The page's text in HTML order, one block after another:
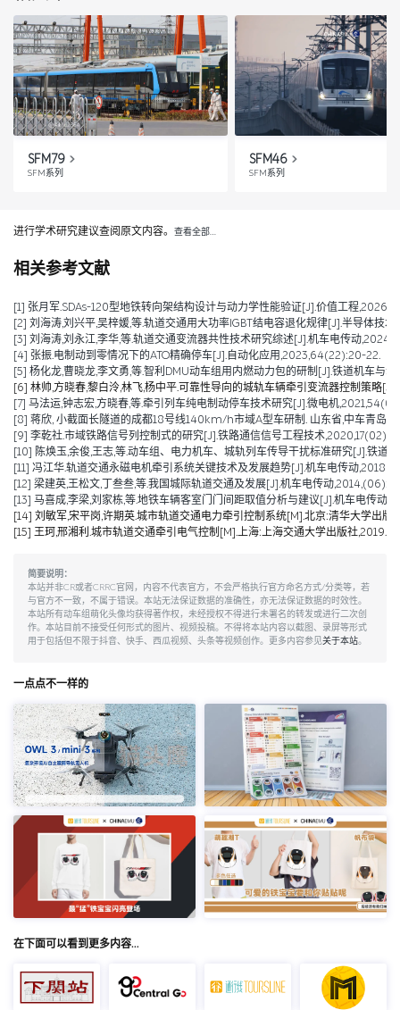
SFM79
SFM系列
SFM46
SFM系列
进行学术研究建议查阅原文内容。 查看全部…
相关参考文献
[1] 张月军.SDAs-120型地铁转向架结构设计与动力学性能验证[J].价值工程
[2] 刘海涛,刘兴平,吴梓媛,等.轨道交通用大功率IGBT结电容退化规律[J].半导体技
[3] 刘海涛,刘永江,李华,等.轨道交通变流器共性技术研究综述[J].机车电传动
[4] 张振.电制动到零情况下的ATO精确停车[J].自动化应用,2023,64(22):20-22.
[5] 杨化龙,曹晓龙,李文勇,等.智利DMU动车组用内燃动力包的研制[J].铁道机车与
[6] 林帅,方晓春,黎白泠,林飞,杨中平.可靠性导向的城轨车辆牵引变流器控制策略
[7] 马法运,钟志宏,方晓春,等.牵引列车纯电制动停车技术研究[J].微电机
[8] 蒋欣, 小截面长隧道的成都18号线140km/h市域A型车研制. 山东省,中车青岛
[9] 李乾社.市域铁路信号列控制式的研究[J].铁路通信信号工程技术
[10] 陈焕玉,余俊,王志,等.动车组、电力机车、城轨列车传导干扰标准研究[J].铁道
[11] 冯江华.轨道交通永磁电机牵引系统关键技术及发展趋势[J].机车电传动
[12] 梁建英,王松文,丁叁叁,等.我国城际轨道交通及发展[J].机车电传动
[13] 马喜成,李梁,刘家栋,等.地铁车辆客室门门间距取值分析与建议[J].机车电传动
[14] 刘敏军,宋平岗,许期英.城市轨道交通电力牵引控制系统[M].北京:清华大学出版
[15] 王珂,邢湘利.城市轨道交通牵引电气控制[M].上海:上海交通大学出版社,2019.
简要说明：
本站并非CR或者CRRC官网，内容不代表官方，不会严格执行官方命名方式/分类等，若
与官方不一致，不属于错误。本站无法保证数据的准确性，亦无法保证数据的时效性。
本站所有动车组萌化头像均获得著作权，未经授权不得进行未署名的转发或进行二次创
作。本站目前不接受任何形式的图片、视频投稿。不得将本站内容以截图、录屏等形式
用于包括但不限于抖音、快手、西瓜视频、头条等视频创作。更多内容参见关于本站。
一点点不一样的
在下面可以看到更多内容…